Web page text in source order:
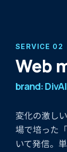
SERVICE 02
Web
brand:
変化の激し
場で培った
いて発信。